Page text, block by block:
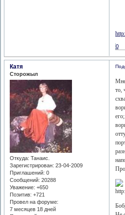
0
Катя
Сторожыл
Откуда: Танаис.
Зарегистрирован: 23-04-2009
Приглашений: 0
Сообщений: 20288
Уважение: +650
Позитив: +721
Провел на форуме:
7 месяцев 18 дней
то,
его;